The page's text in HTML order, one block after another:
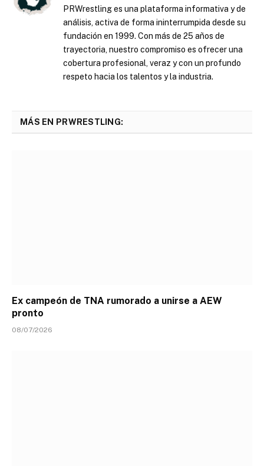
PRWrestling es una plataforma informativa y de
análisis, activa de forma ininterrumpida desde su
fundación en 1999. Con más de 25 años de
trayectoria, nuestro compromiso es ofrecer una
cobertura profesional, veraz y con un profundo
respeto hacia los talentos y la industria.
MÁS EN PRWRESTLING:
Ex campeón de TNA rumorado a unirse a AEW
pronto
08/07/2026